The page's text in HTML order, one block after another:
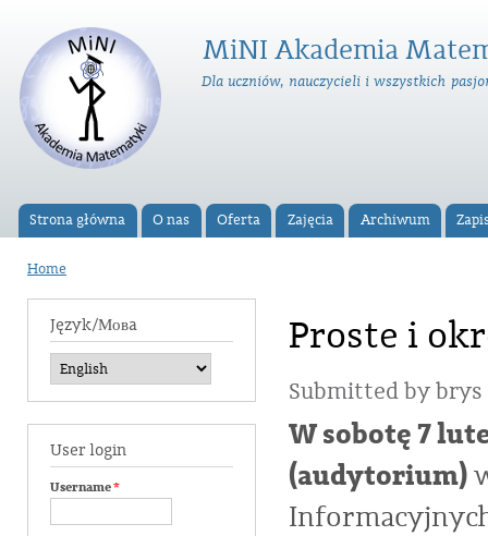
MiNI Akademia
Dla uczniów, nauczycieli i wszystkich
Main menu
Strona główna O nas Oferta Zajęcia Archiwum
Home
Język/Мовa
User login
Username*
Proste i
Submitted bybrys
W sobotę 7
(audytorium)